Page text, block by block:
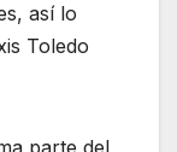
así lo
Toledo